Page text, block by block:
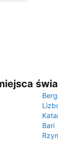
Bari